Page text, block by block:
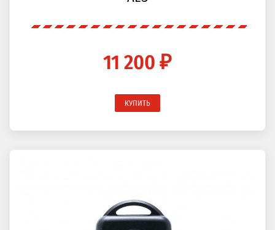
11 200 ₽
КУПИТЬ